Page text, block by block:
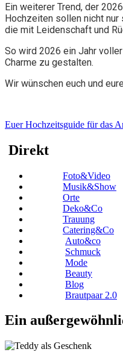
Ein weiterer Trend, der
Hochzeiten sollen nicht
die mit Leidenschaft und
So wird 2026 ein Jahr
Charme zu gestalten.
Wir wünschen euch und
Euer Hochzeitsguide für das
Direkt
Foto&Video
Musik&Show
Orte
Deko&Co
Trauung
Catering&Co
Auto&co
Schmuck
Mode
Beauty
Blog
Brautpaar 2.0
Ein